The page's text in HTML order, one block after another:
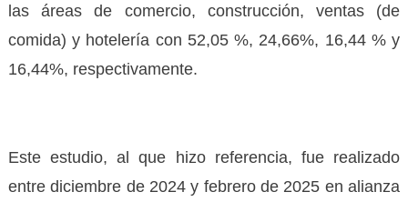
las áreas de comercio, construcción, ventas (de
comida) y hotelería con 52,05 %, 24,66%, 16,44 % y
16,44%, respectivamente.
Este estudio, al que hizo referencia, fue realizado
entre diciembre de 2024 y febrero de 2025 en alianza